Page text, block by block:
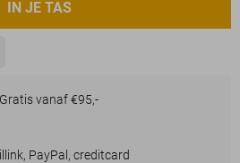
IN JE TAS
vanaf €95,-
PayPal, creditcard